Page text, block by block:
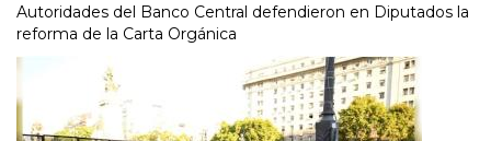
Autoridades del Banco Central defendieron en Diputados la
reforma de la Carta Orgánica